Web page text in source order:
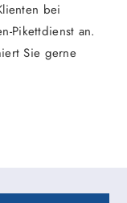
bei
Pikettdienst an.
Sie gerne